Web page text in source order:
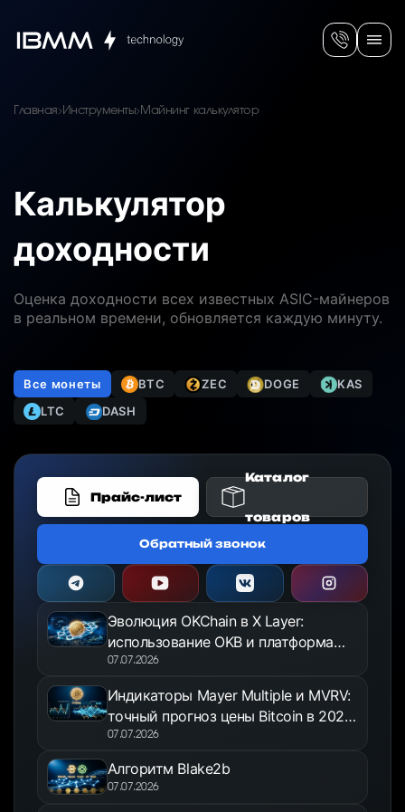
Главная Инструменты Майнинг калькулятор
Калькулятор
доходности
Оценка доходности всех известных ASIC-майнеров
в реальном времени, обновляется каждую минуту.
Все монеты BTC ZEC DOGE
KAS
LTC
DASH
Прайс-лист
Каталог
товаров
Обратный звонок
Эволюция OKChain в X Layer:
использование OKB и платформа
OKX Jumpstart в 2026 году
07.07.2026
Индикаторы Mayer Multiple и MVRV:
точный прогноз цены Bitcoin в 2026
году
07.07.2026
Алгоритм Blake2b
07.07.2026